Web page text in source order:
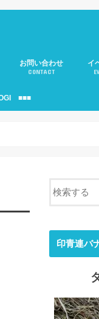
お問い合わせ
CONTACT
個人情報の取扱いについ
イ
■■■
印青連バ